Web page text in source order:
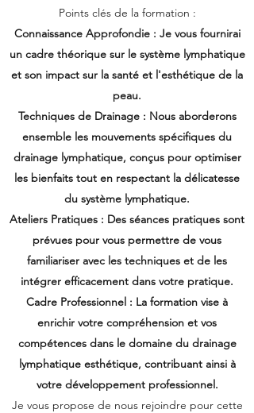
Points clés de la formation :
Connaissance Approfondie : Je vous fournirai
un cadre théorique sur le système lymphatique
et son impact sur la santé et l'esthétique de la
peau.
Techniques de Drainage : Nous aborderons
ensemble les mouvements spécifiques du
drainage lymphatique, conçus pour optimiser
les bienfaits tout en respectant la délicatesse
du système lymphatique.
Ateliers Pratiques : Des séances pratiques sont
prévues pour vous permettre de vous
familiariser avec les techniques et de les
intégrer efficacement dans votre pratique.
Cadre Professionnel : La formation vise à
enrichir votre compréhension et vos
compétences dans le domaine du drainage
lymphatique esthétique, contribuant ainsi à
votre développement professionnel.
Je vous propose de nous rejoindre pour cette